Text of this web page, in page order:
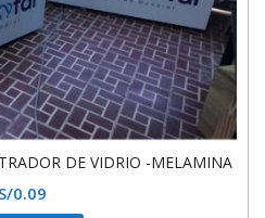
DE VIDRIO -MELAMINA
S/0.09